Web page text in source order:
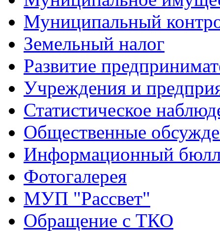
Муниципальный
Земельный налог
Развитие
Учреждения и
Статистическое
Общественные
Информационный
Фотогалерея
МУП "Рассвет"
Обращение с ТКО